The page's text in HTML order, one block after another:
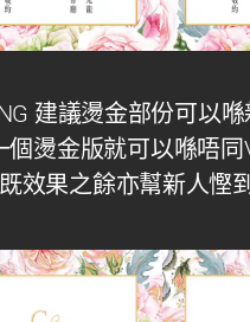
建議燙金部份可以
燙金版就可以喺唔同
既效果之餘亦幫新人慳